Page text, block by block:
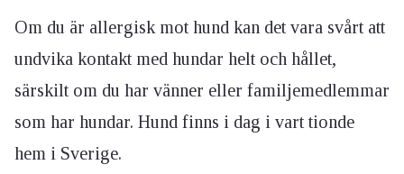
Om du är allergisk mot hund kan det vara svårt att
undvika kontakt med hundar helt och hållet,
särskilt om du har vänner eller familjemedlemmar
som har hundar. Hund finns i dag i vart tionde
hem i Sverige.